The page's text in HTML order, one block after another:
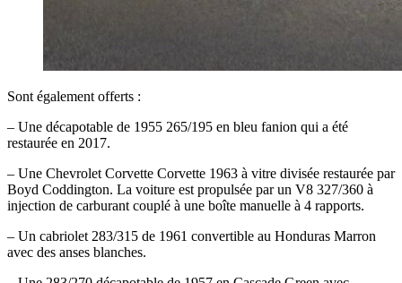
Sont également offerts :
– Une décapotable de 1955 265/195 en bleu fanion qui a été
restaurée en 2017.
– Une Chevrolet Corvette Corvette 1963 à vitre divisée restaurée par
Boyd Coddington. La voiture est propulsée par un V8 327/360 à
injection de carburant couplé à une boîte manuelle à 4 rapports.
– Un cabriolet 283/315 de 1961 convertible au Honduras Marron
avec des anses blanches.